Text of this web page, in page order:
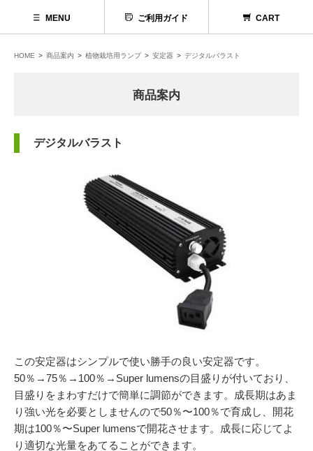
MENU
代理店募集
お問い合わせ
お電話でのお問い合わせ
054-270-4456
ご利用ガイド CART
HOME 商品案内 植物栽培用ランプ 安定器 デジタルバラスト
商品案内
デジタルバラスト
この安定器はシンプルで使い勝手の良い安定器です。
50％→75％→100％→Super lumensの目盛りが付いており、
目盛りをまわすだけで簡単に調節ができます。成長期はあま
り強い光を必要としませんので50％〜100％で育成し、開花
期は100％〜Super lumensで開花させます。成長に応じてよ
り適切な光量をあてることができます。